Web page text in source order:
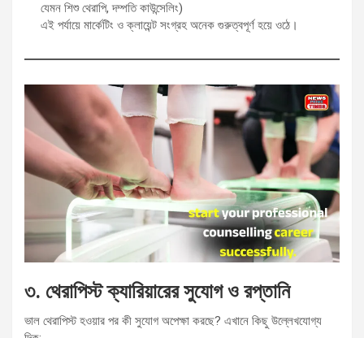
যেমন শিশু থেরাপি, দম্পতি কাউন্সেলিং)
এই পর্যায়ে মার্কেটিং ও ক্লায়েন্ট সংগ্রহ অনেক গুরুত্বপূর্ণ হয়ে ওঠে।
৩. থেরাপিস্ট ক্যারিয়ারের সুযোগ ও রপ্তানি
ভাল থেরাপিস্ট হওয়ার পর কী সুযোগ অপেক্ষা করছে? এখানে কিছু উল্লেখযোগ্য